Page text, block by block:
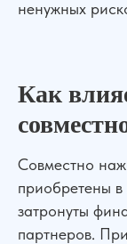
ненужных
Как
Совместно
приобретены
затронуты
партнеров.